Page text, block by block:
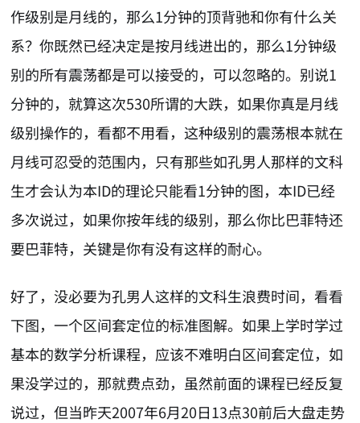
作级别是月线的，那么1分钟的顶背驰和你有什么关
系？你既然已经决定是按月线进出的，那么1分钟级
别的所有震荡都是可以接受的，可以忽略的。别说1
分钟的，就算这次530所谓的大跌，如果你真是月线
级别操作的，看都不用看，这种级别的震荡根本就在
月线可忍受的范围内，只有那些如孔男人那样的文科
生才会认为本ID的理论只能看1分钟的图，本ID已经
多次说过，如果你按年线的级别，那么你比巴菲特还
要巴菲特，关键是你有没有这样的耐心。
好了，没必要为孔男人这样的文科生浪费时间，看看
下图，一个区间套定位的标准图解。如果上学时学过
基本的数学分析课程，应该不难明白区间套定位，如
果没学过的，那就费点劲，虽然前面的课程已经反复
说过，但当昨天2007年6月20日13点30前后大盘走势